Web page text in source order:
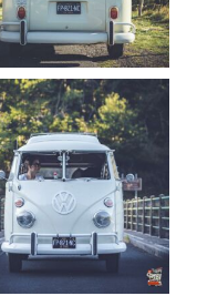
Sep 12
216
3
becombi
Août 10
177
0